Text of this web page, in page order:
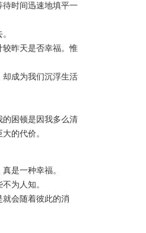
时间迅速地填平一
昨天是否幸福。惟
成为我们沉浮生活
困顿是因我多么清
的代价。
是一种幸福。
为人知。
会随着彼此的消